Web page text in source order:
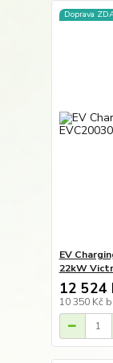
Doprava
EV
22kW
12 524
10 350 Kč